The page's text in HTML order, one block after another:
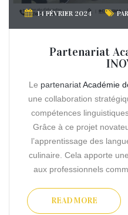
14 FÉVRIER 2024
Partenariat
Le partenariatAcadémie
une collaboration
compétences
Grâce à ce projet
l’apprentissage des
culinaire. Cela apporte une
aux professionnels
READ MORE